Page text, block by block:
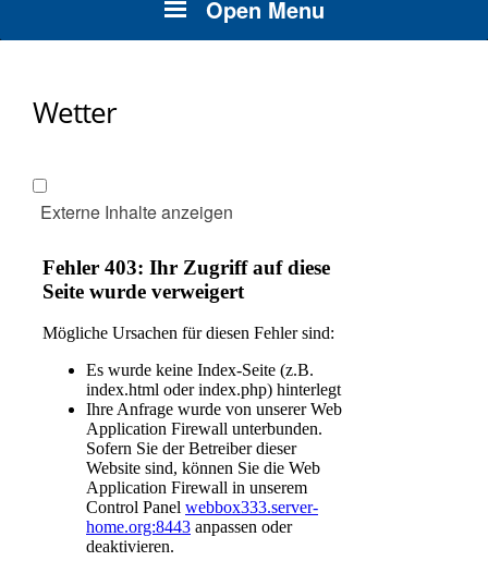
Open Menu
Wetter
Externe Inhalte anzeigen